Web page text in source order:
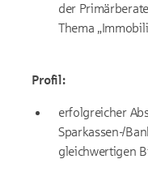
der
Thema
Profil:
erfolgreicher
Sparkassen-/
gleichwertigen